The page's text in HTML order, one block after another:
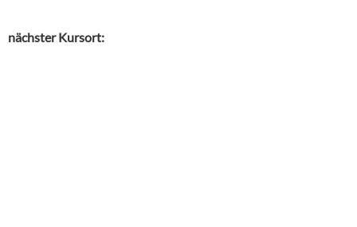
nächster Kursort: